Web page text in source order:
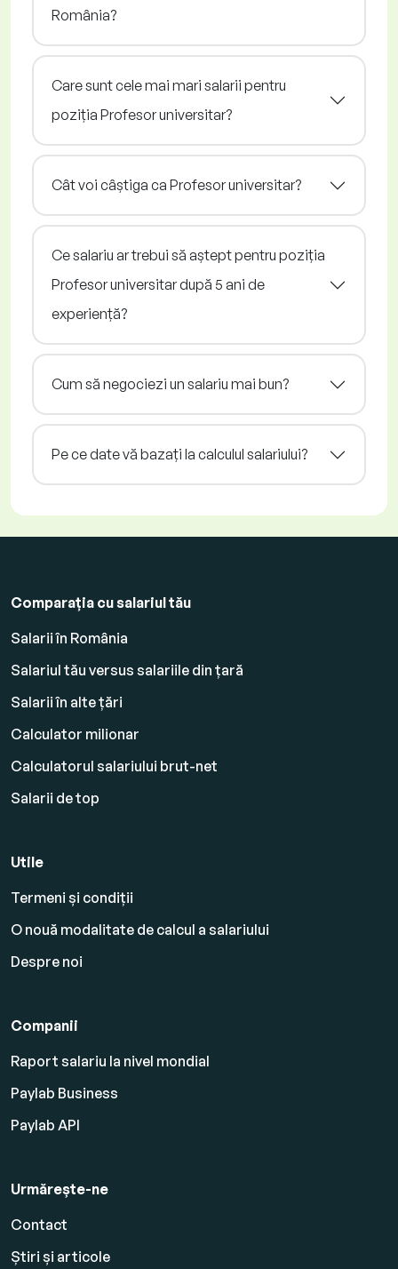
România?
Care sunt cele mai mari salarii pentru
poziția Profesor universitar?
Cât voi câștiga ca Profesor universitar?
Ce salariu ar trebui să aștept pentru poziția
Profesor universitar după 5 ani de
experiență?
Cum să negociezi un salariu mai bun?
Pe ce date vă bazați la calculul salariului?
Comparația cu salariul tău
Salarii în România
Salariul tău versus salariile din țară
Salarii în alte țări
Calculator milionar
Calculatorul salariului brut-net
Salarii de top
Utile
Termeni și condiții
O nouă modalitate de calcul a salariului
Despre noi
Companii
Raport salariu la nivel mondial
Paylab Business
Paylab API
Urmărește-ne
Contact
Știri și articole